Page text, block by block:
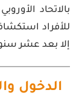
بالاتحاد
للأفراد
إلا بعد عشر
الدخول